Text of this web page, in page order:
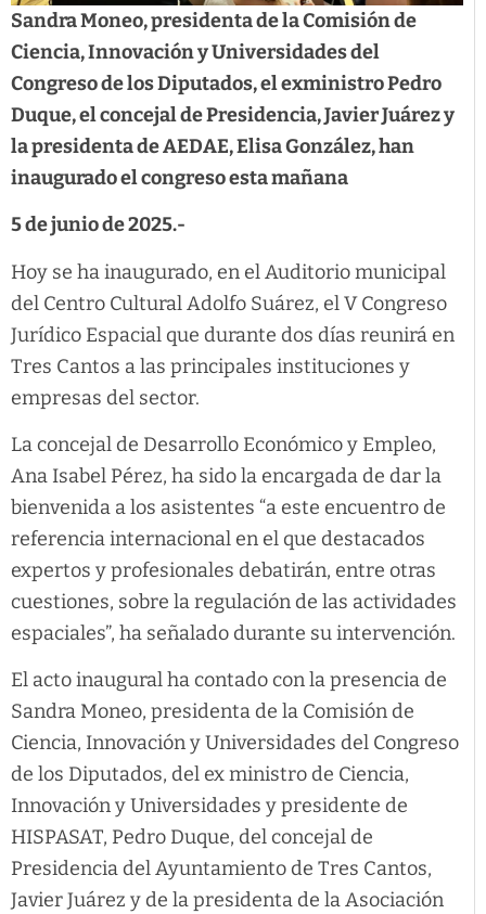
Sandra Moneo, presidenta de la Comisión de
Ciencia, Innovación y Universidades del
Congreso de los Diputados, el exministro Pedro
Duque, el concejal de Presidencia, Javier Juárez y
la presidenta de AEDAE, Elisa González, han
inaugurado el congreso esta mañana
5 de junio de 2025.-
Hoy se ha inaugurado, en el Auditorio municipal
del Centro Cultural Adolfo Suárez, el V Congreso
Jurídico Espacial que durante dos días reunirá en
Tres Cantos a las principales instituciones y
empresas del sector.
La concejal de Desarrollo Económico y Empleo,
Ana Isabel Pérez, ha sido la encargada de dar la
bienvenida a los asistentes “a este encuentro de
referencia internacional en el que destacados
expertos y profesionales debatirán, entre otras
cuestiones, sobre la regulación de las actividades
espaciales”, ha señalado durante su intervención.
El acto inaugural ha contado con la presencia de
Sandra Moneo, presidenta de la Comisión de
Ciencia, Innovación y Universidades del Congreso
de los Diputados, del ex ministro de Ciencia,
Innovación y Universidades y presidente de
HISPASAT, Pedro Duque, del concejal de
Presidencia del Ayuntamiento de Tres Cantos,
Javier Juárez y de la presidenta de la Asociación